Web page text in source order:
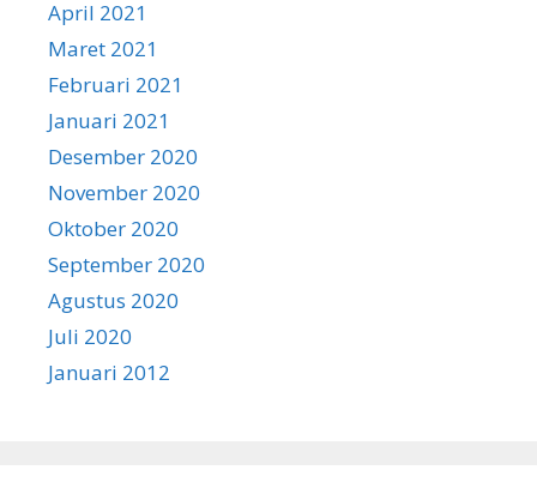
April 2021
Maret 2021
Februari 2021
Januari 2021
Desember 2020
November 2020
Oktober 2020
September 2020
Agustus 2020
Juli 2020
Januari 2012